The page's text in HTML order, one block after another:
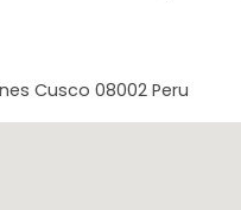
Cusco 08002 Peru